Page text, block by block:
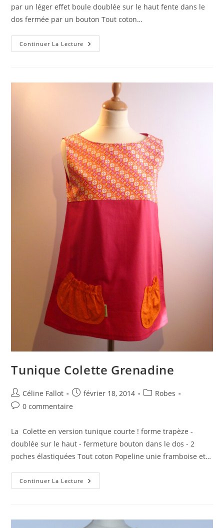
par un léger effet boule doublée sur le haut fente dans le
dos fermée par un bouton Tout coton…
Continuer La Lecture
Tunique Colette Grenadine
Céline Fallot février 18, 2014
Robes
0 commentaire
La Colette en version tunique courte ! forme trapèze -
doublée sur le haut - fermeture bouton dans le dos - 2
poches élastiquées Tout coton Popeline unie framboise et…
Continuer La Lecture